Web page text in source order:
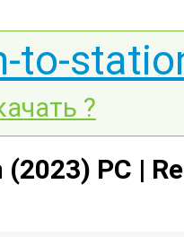
to-
?
PC |